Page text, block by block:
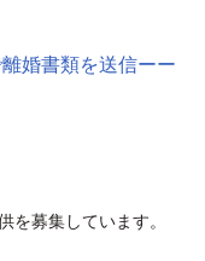
婚書類を送信ーー
募集しています。